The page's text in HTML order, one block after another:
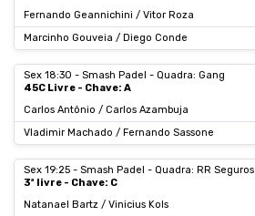
Fernando Geannichini / Vitor Roza
Marcinho Gouveia / Diego Conde
Sex 18:30 - Smash Padel - Quadra: Gang
45C Livre - Chave: A
Carlos Antônio / Carlos Azambuja
Vladimir Machado / Fernando Sassone
Sex 19:25 - Smash Padel - Quadra: RR Seguros
3ª livre - Chave: C
Natanael Bartz / Vinicius Kols